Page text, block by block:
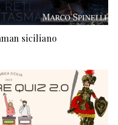
siciliano